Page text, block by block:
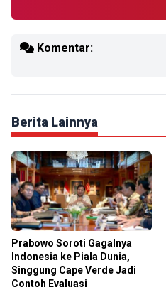
Komentar:
Berita Lainnya
Prabowo Soroti Gagalnya
Indonesia ke Piala Dunia,
Singgung Cape Verde Jadi
Contoh Evaluasi